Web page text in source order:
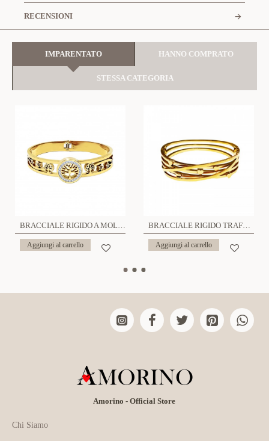
RECENSIONI
IMPARENTATO HANNO COMPRATO
STESSA CATEGORIA
BRACCIALE RIGIDO A MOLLA CON ALBERO DELLA VITA - DH22100D337
Aggiungi al carrello
BRACCIALE RIGIDO TRAFORATO CUORE - DH2388E527
Aggiungi al carrello
Amorino - Official Store
Chi Siamo